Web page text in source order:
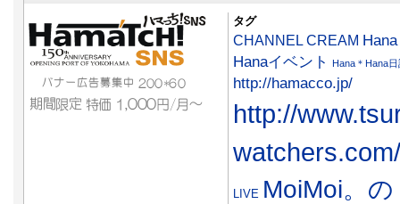
タグ
CHANNEL CREAM
Hanaイベント
Hana＊Hana日
http://hamacco.jp/
http://
watchers.com/
LIVE MoiMoi。の